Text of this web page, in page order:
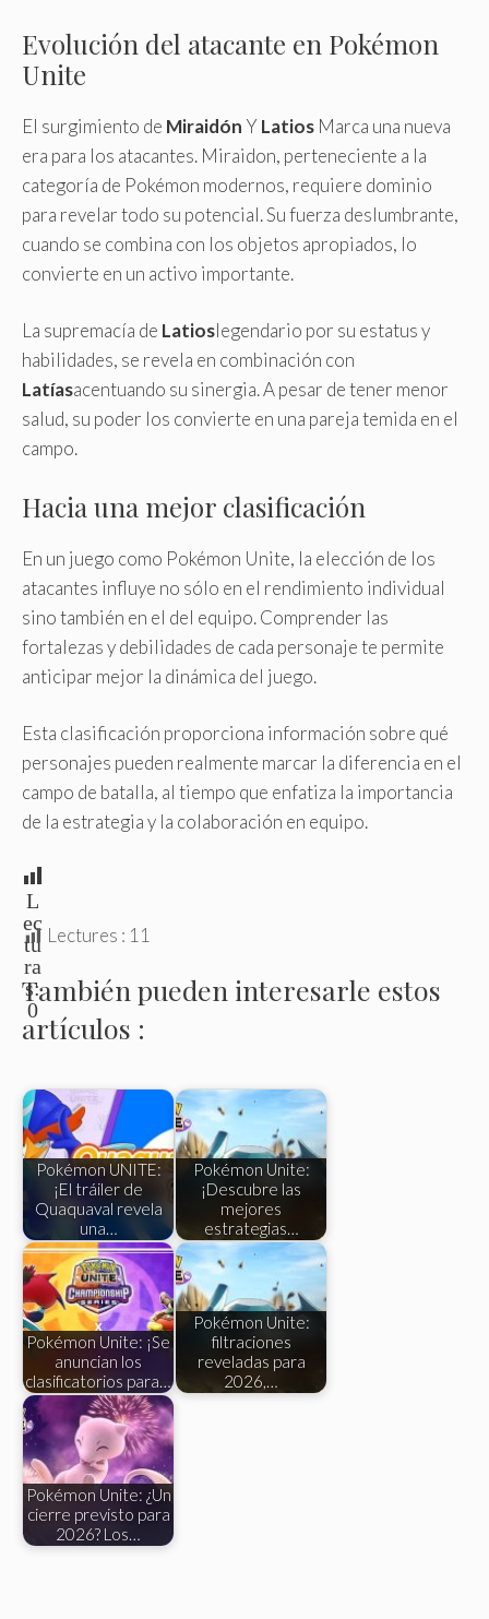
Evolución del atacante en Pokémon
Unite
El surgimiento de Miraidón Y Latios Marca una nueva
era para los atacantes. Miraidon, perteneciente a la
categoría de Pokémon modernos, requiere dominio
para revelar todo su potencial. Su fuerza deslumbrante,
cuando se combina con los objetos apropiados, lo
convierte en un activo importante.
La supremacía de Latioslegendario por su estatus y
habilidades, se revela en combinación con
Latíasacentuando su sinergia. A pesar de tener menor
salud, su poder los convierte en una pareja temida en el
campo.
Hacia una mejor clasificación
En un juego como Pokémon Unite, la elección de los
atacantes influye no sólo en el rendimiento individual
sino también en el del equipo. Comprender las
fortalezas y debilidades de cada personaje te permite
anticipar mejor la dinámica del juego.
Esta clasificación proporciona información sobre qué
personajes pueden realmente marcar la diferencia en el
campo de batalla, al tiempo que enfatiza la importancia
de la estrategia y la colaboración en equipo.
L
ec
tu
ra
s:
0
Lectures : 11
También pueden interesarle estos
artículos :
Pokémon UNITE:
¡El tráiler de
Quaquaval revela
una…
Pokémon Unite:
¡Descubre las
mejores
estrategias…
Pokémon Unite: ¡Se
anuncian los
clasificatorios para…
Pokémon Unite:
filtraciones
reveladas para
2026,…
Pokémon Unite: ¿Un
cierre previsto para
2026? Los…